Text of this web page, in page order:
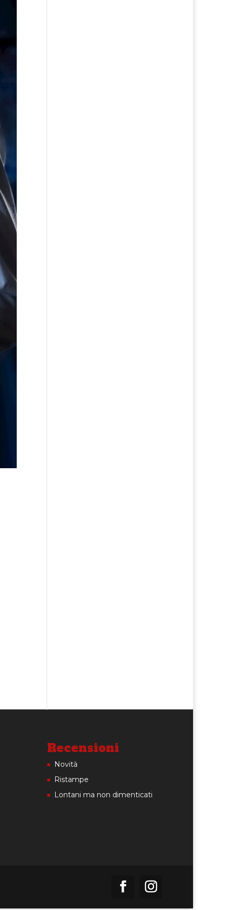
Recensioni
Novità
Ristampe
Lontani ma non dimenticati